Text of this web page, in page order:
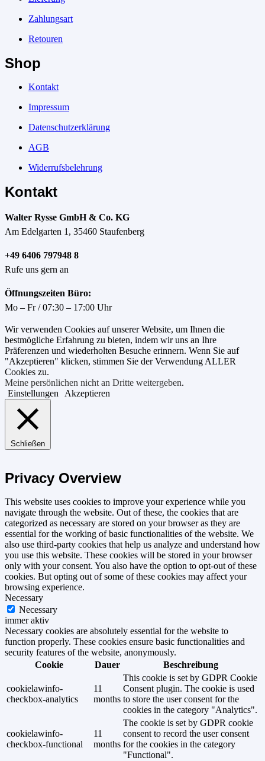
Zahlungsart
Retouren
Shop
Kontakt
Impressum
Datenschutzerklärung
AGB
Widerrufsbelehrung
Kontakt
Walter Rysse GmbH & Co. KG
Am Edelgarten 1, 35460 Staufenberg
+49 6406 797948 8
Rufe uns gern an
Öffnungszeiten Büro:
Mo – Fr / 07:30 – 17:00 Uhr
Wir verwenden Cookies auf unserer Website, um Ihnen die
bestmögliche Erfahrung zu bieten, indem wir uns an Ihre
Präferenzen und wiederholten Besuche erinnern. Wenn Sie auf
"Akzeptieren" klicken, stimmen Sie der Verwendung ALLER
Cookies zu.
Meine persönlichen nicht an Dritte weitergeben.
Einstellungen
Akzeptieren
Schließen
Privacy Overview
This website uses cookies to improve your experience while you
navigate through the website. Out of these, the cookies that are
categorized as necessary are stored on your browser as they are
essential for the working of basic functionalities of the website. We
also use third-party cookies that help us analyze and understand how
you use this website. These cookies will be stored in your browser
only with your consent. You also have the option to opt-out of these
cookies. But opting out of some of these cookies may affect your
browsing experience.
Necessary
Necessary
immer aktiv
Necessary cookies are absolutely essential for the website to
function properly. These cookies ensure basic functionalities and
security features of the website, anonymously.
Cookie
Dauer Beschreibung
cookielawinfo-
checkbox-analytics
11
months
This cookie is set by GDPR Cookie
Consent plugin. The cookie is used
to store the user consent for the
cookies in the category "Analytics".
cookielawinfo-
checkbox-functional
11
months
The cookie is set by GDPR cookie
consent to record the user consent
for the cookies in the category
"Functional".